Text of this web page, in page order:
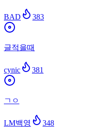
BAD 383
글적을때
cynic 381
ㄱㅇ
LM백영 348